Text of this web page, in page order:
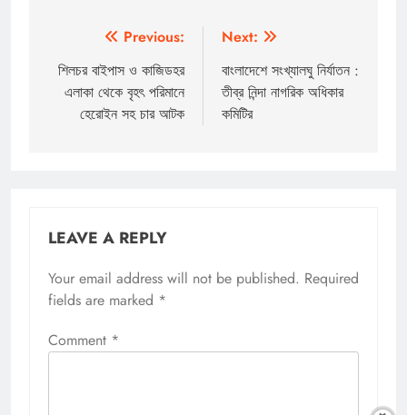
navigation
Previous:
শিলচর বাইপাস ও কাজিডহর
এলাকা থেকে বৃহৎ পরিমানে
হেরোইন সহ চার আটক
Next:
বাংলাদেশে সংখ্যালঘু নির্যাতন :
তীব্র নিন্দা নাগরিক অধিকার
কমিটির
LEAVE A REPLY
Your email address will not be published. Required
fields are marked *
Comment *